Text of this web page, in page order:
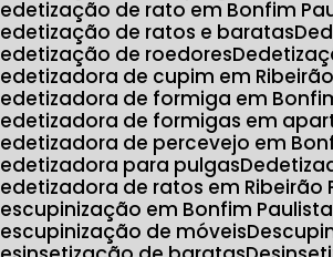
Dedetização de rato em Bonfim
Dedetização de ratos e baratas
Dedetização de roedores
Dedetizadora de cupim em
Dedetizadora de formiga em
Dedetizadora de formigas em
Dedetizadora de percevejo em
Dedetizadora para pulgas
Dedetizadora de ratos em Ribeirão
Descupinização em Bonfim Paulista
Descupinização de móveis